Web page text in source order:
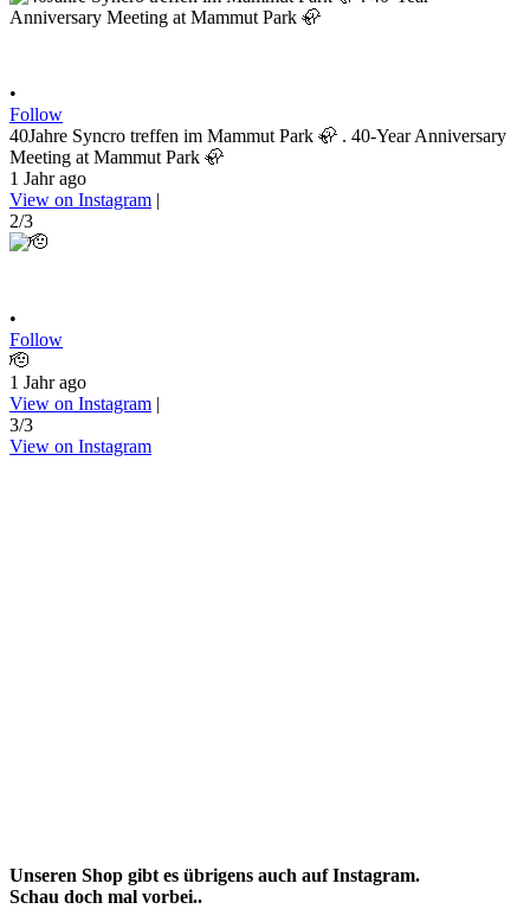
•
Follow
40Jahre Syncro treffen im Mammut Park 🦣 . 40-Year Anniversary
Meeting at Mammut Park 🦣
1 Jahr ago
View on Instagram |
2/3
•
Follow
🫡
1 Jahr ago
View on Instagram |
3/3
View on Instagram
Unseren Shop gibt es übrigens auch auf Instagram.
Schau doch mal vorbei..